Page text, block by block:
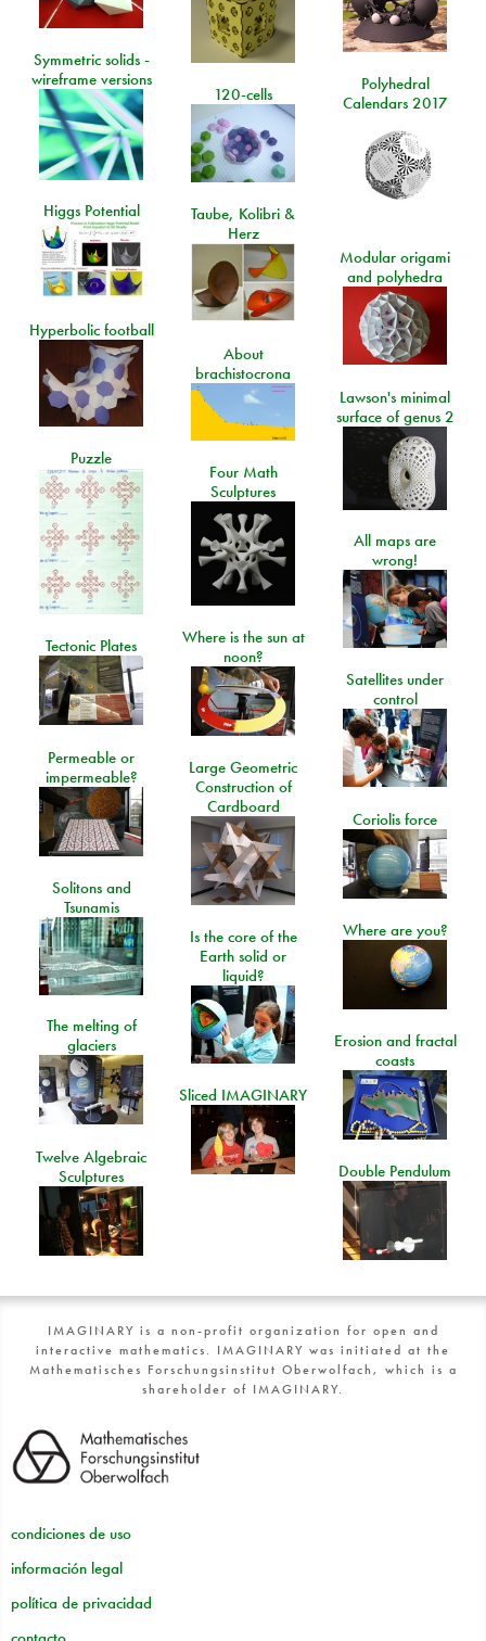
Symmetric solids -
wireframe versions
Polyhedral
Calendars 2017
120-cells
Higgs Potential
Taube, Kolibri &
Herz
Modular origami
and polyhedra
Hyperbolic football
About
brachistocrona
Lawson's minimal
surface of genus 2
Puzzle
Four Math
Sculptures
All maps are
wrong!
Where is the sun at
noon?
Tectonic Plates
Satellites under
control
Permeable or
impermeable?
Large Geometric
Construction of
Cardboard
Coriolis force
Solitons and
Tsunamis
Where are you?
Is the core of the
Earth solid or
liquid?
The melting of
glaciers
Erosion and fractal
coasts
Sliced IMAGINARY
Twelve Algebraic
Sculptures
Double Pendulum
IMAGINARY is a non-profit organization for open and
interactive mathematics. IMAGINARY was initiated at the
Mathematisches Forschungsinstitut Oberwolfach, which is a
shareholder of IMAGINARY.
condiciones de uso
información legal
política de privacidad